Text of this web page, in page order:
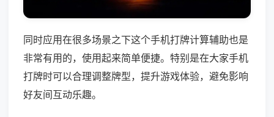
同时应用在很多场景之下这个手机打牌计算辅助也是
非常有用的，使用起来简单便捷。特别是在大家手机
打牌时可以合理调整牌型，提升游戏体验，避免影响
好友间互动乐趣。